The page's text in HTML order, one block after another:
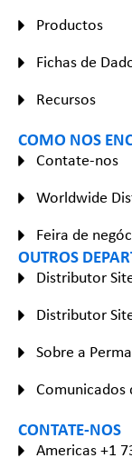
Productos
Fichas de
Recursos
COMO NOS
Contate-nos
Worldwide
Feira de
OUTROS
Distributor
Distributor
Sobre a
Comunicados
CONTATE-NOS
Americas +1